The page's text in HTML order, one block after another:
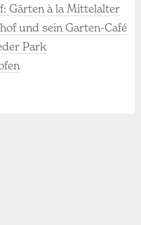
Gärten à la Mittelalter
und sein Garten-Café
Park